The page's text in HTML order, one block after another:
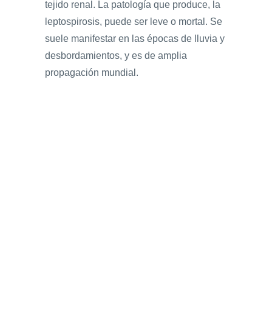
tejido renal. La patología que produce, la
leptospirosis, puede ser leve o mortal. Se
suele manifestar en las épocas de lluvia y
desbordamientos, y es de amplia
propagación mundial.​